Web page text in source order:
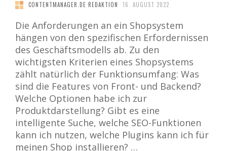
CONTENTMANAGER.DE REDAKTION 16. AUGUST 2022
Die Anforderungen an ein Shopsystem
hängen von den spezifischen Erfordernissen
des Geschäftsmodells ab. Zu den
wichtigsten Kriterien eines Shopsystems
zählt natürlich der Funktionsumfang: Was
sind die Features von Front- und Backend?
Welche Optionen habe ich zur
Produktdarstellung? Gibt es eine
intelligente Suche, welche SEO-Funktionen
kann ich nutzen, welche Plugins kann ich für
meinen Shop installieren? …